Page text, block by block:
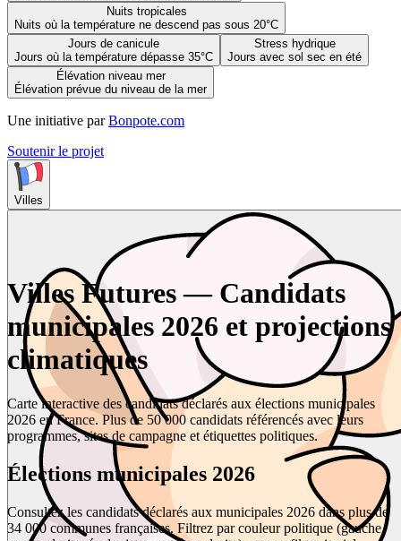
Nuits tropicales
Nuits où la température ne descend pas sous 20°C
Jours de canicule
Jours où la température dépasse 35°C
Stress hydrique
Jours avec sol sec en été
Élévation niveau mer
Élévation prévue du niveau de la mer
Une initiative par Bonpote.com
Soutenir le projet
Villes
Villes Futures — Candidats
municipales 2026 et projections
climatiques
Carte interactive des candidats déclarés aux élections municipales
2026 en France. Plus de 50 000 candidats référencés avec leurs
programmes, sites de campagne et étiquettes politiques.
Élections municipales 2026
Consultez les candidats déclarés aux municipales 2026 dans plus de
34 000 communes françaises. Filtrez par couleur politique (gauche,